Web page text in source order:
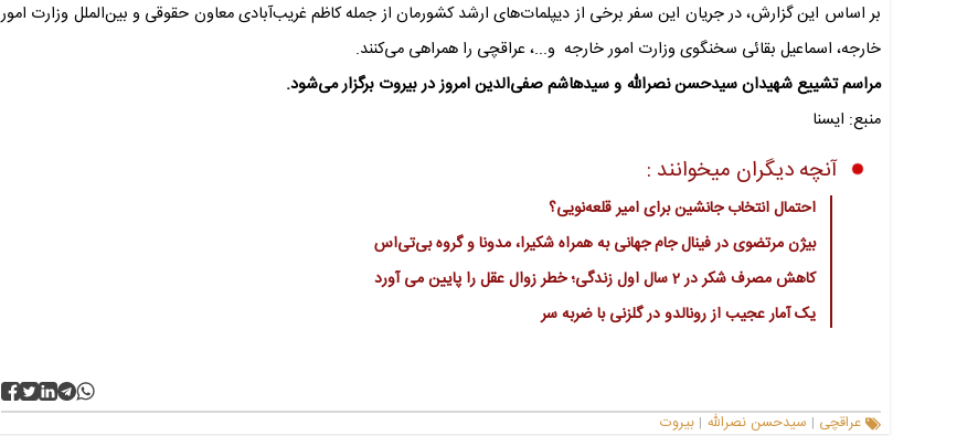
بر اساس این گزارش، در جریان این سفر برخی از دیپلمات‌های ارشد کشورمان از جمله کاظم غریب‌آبادی معاون حقوقی و بین‌الملل وزارت امور
خارجه، اسماعیل بقائی سخنگوی وزارت امور خارجه و...، عراقچی را همراهی می‌کنند.
مراسم تشییع شهیدان سیدحسن نصرالله و سیدهاشم صفی‌الدین امروز در بیروت برگزار می‌شود.‌
منبع: ایسنا
آنچه دیگران میخوانند :
احتمال انتخاب جانشین برای امیر قلعه‌نویی؟
بیژن مرتضوی در فینال جام جهانی به همراه شکیرا، مدونا و گروه بی‌تی‌اس
کاهش مصرف شکر در 2 سال اول زندگی؛ خطر زوال عقل را پایین می آورد
یک آمار عجیب از رونالدو در گلزنی با ضربه سر
عراقچی | سیدحسن نصرالله | بیروت